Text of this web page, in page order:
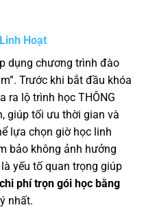
Hoạt
dụng chương trình đào
Trước khi bắt đầu khóa
ra lộ trình học THÔNG
giúp tối ưu thời gian và
lựa chọn giờ học linh
bảo không ảnh hưởng
yếu tố quan trọng giúp
chi phí trọn gói học bằng
nhất.